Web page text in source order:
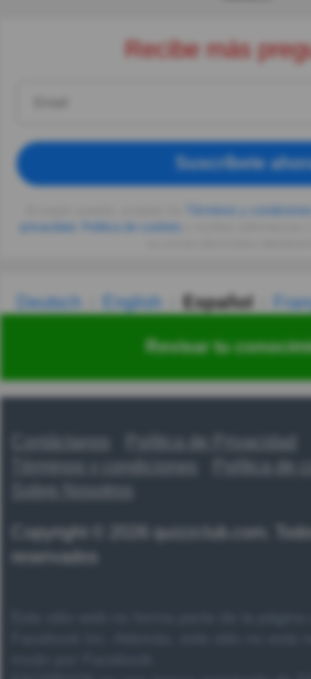
Revisar tu
Recibe más
Suscríbete
privacidad
Deutsch English Español
Українська हिन्दी 한국
Contáctanos
Política de Privacidad
Términos y condiciones
Copyright © 2026 quizzclub.com.
reservados